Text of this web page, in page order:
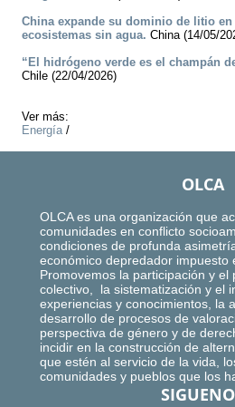
China expande su dominio de litio
ecosistemas sin agua. China (14/05/
“El hidrógeno verde es el champán
Chile (22/04/2026)
Ver más:
Energía/
OLCA
OLCA es una organización que
comunidades en conflicto
condiciones de profunda
económico depredador impuesto
Promovemos la participación y el
colectivo, la sistematización y el
experiencias y conocimientos, la
desarrollo de procesos de
perspectiva de género y de
incidir en la construcción de
que estén al servicio de la vida,
comunidades y pueblos que los